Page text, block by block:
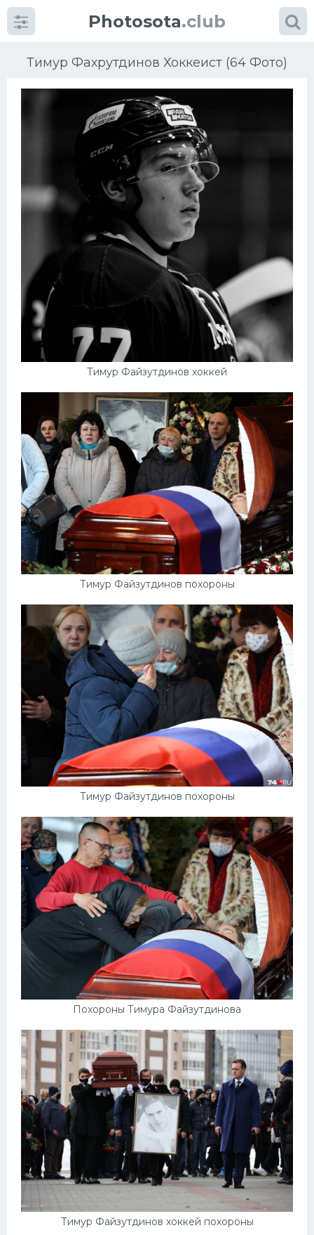
Photosota.club
Тимур Фахрутдинов Хоккеист (64 Фото)
Тимур Файзутдинов хоккей
Тимур Файзутдинов похороны
Тимур Файзутдинов похороны
Похороны Тимура Файзутдинова
Тимур Файзутдинов хоккей похороны
Категории Фото
Еще картинки...
Баскетбол
Хоккей
Велогонки
Конькобежный спорт
Тренажеры
Интерьер квартиры